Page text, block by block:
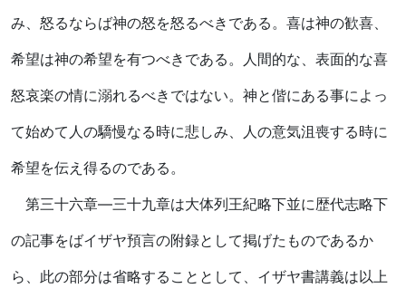
み、怒るならば神の怒を怒るべきである。喜は神の歓喜、
希望は神の希望を有つべきである。人間的な、表面的な喜
怒哀楽の情に溺れるべきではない。神と偕にある事によっ
て始めて人の驕慢なる時に悲しみ、人の意気沮喪する時に
希望を伝え得るのである。
第三十六章―三十九章は大体列王紀略下並に歴代志略下
の記事をばイザヤ預言の附録として掲げたものであるか
ら、此の部分は省略することとして、イザヤ書講義は以上